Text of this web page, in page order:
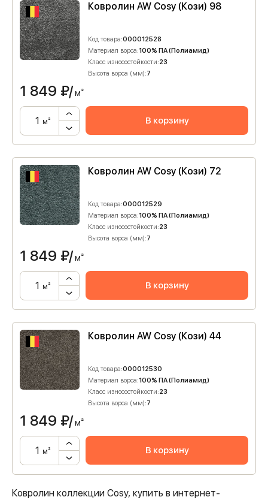
Ковролин AW Cosy (Кози) 98
Код товара:000012528
Материал ворса:100% ПА (Полиамид)
Класс износостойкости:23
Высота ворса (мм):7
1 849 ₽/м²
м² В корзину
Ковролин AW Cosy (Кози) 72
Код товара:000012529
Материал ворса:100% ПА (Полиамид)
Класс износостойкости:23
Высота ворса (мм):7
1 849 ₽/м²
м² В корзину
Ковролин AW Cosy (Кози) 44
Код товара:000012530
Материал ворса:100% ПА (Полиамид)
Класс износостойкости:23
Высота ворса (мм):7
1 849 ₽/м²
м² В корзину
Ковролин коллекции Cosy, купить в интернет-